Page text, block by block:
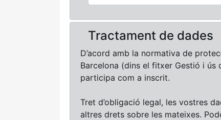
Tractament de dades
D’acord amb la normativa de
Barcelona (dins el fitxer Gestió i ús
participa com a inscrit.
Tret d’obligació legal, les vostres
altres drets sobre les mateixes.